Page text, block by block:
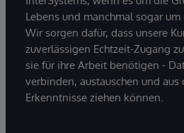
Lebens und manchmal sogar
Wir sorgen dafür, dass unsere
zuverlässigen Echtzeit-Zugang
sie für ihre Arbeit benötigen -
verbinden, austauschen und aus
Erkenntnisse ziehen können.